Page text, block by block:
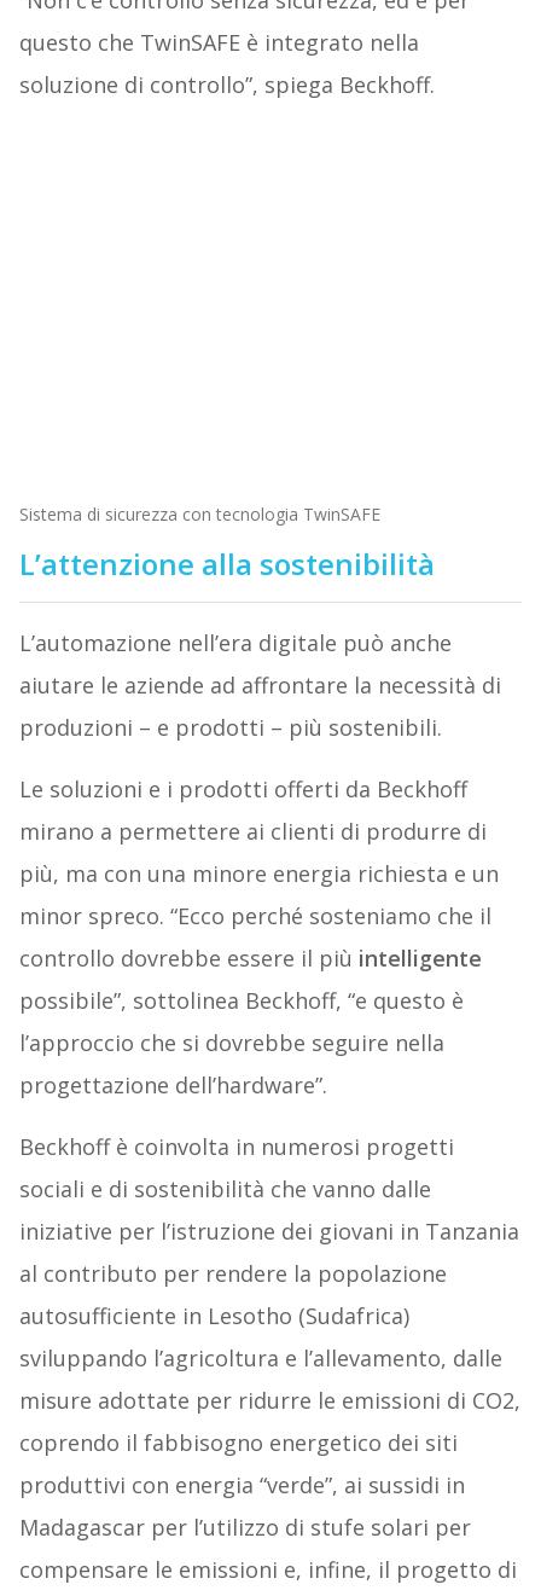
questo che TwinSAFE è integrato nella
soluzione di controllo”, spiega Beckhoff.
Sistema di sicurezza con tecnologia TwinSAFE
L’attenzione alla sostenibilità
L’automazione nell’era digitale può anche
aiutare le aziende ad affrontare la necessità di
produzioni – e prodotti – più sostenibili.
Le soluzioni e i prodotti offerti da Beckhoff
mirano a permettere ai clienti di produrre di
più, ma con una minore energia richiesta e un
minor spreco. “Ecco perché sosteniamo che il
controllo dovrebbe essere il più intelligente
possibile”, sottolinea Beckhoff, “e questo è
l’approccio che si dovrebbe seguire nella
progettazione dell’hardware”.
Beckhoff è coinvolta in numerosi progetti
sociali e di sostenibilità che vanno dalle
iniziative per l’istruzione dei giovani in Tanzania
al contributo per rendere la popolazione
autosufficiente in Lesotho (Sudafrica)
sviluppando l’agricoltura e l’allevamento, dalle
misure adottate per ridurre le emissioni di CO2,
coprendo il fabbisogno energetico dei siti
produttivi con energia “verde”, ai sussidi in
Madagascar per l’utilizzo di stufe solari per
compensare le emissioni e, infine, il progetto di